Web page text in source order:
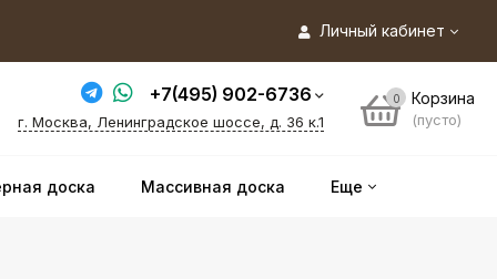
Личный кабинет
+7(495) 902-6736
г. Москва, Ленинградское шоссе, д. 36 к.1
0 Корзина
(пусто)
доска Массивная доска Еще